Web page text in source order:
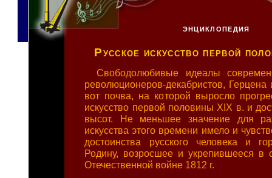
ЭНЦИКЛОПЕДИЯ
Русское искусство первой
Свободолюбивые идеалы
революционеров-декабристов,
вот почва, на которой выросло
искусство первой половины XIX в. и
высот. Не меньшее значение для
искусства этого времени имело и
достоинства русского человека и
Родину, возросшее и укрепившееся в
Отечественной войне 1812 г.